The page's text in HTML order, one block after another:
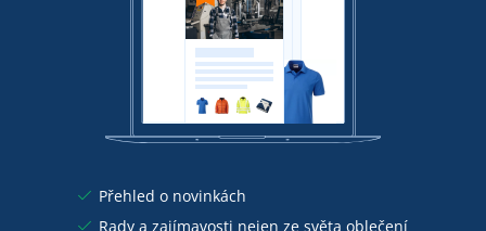
Přehled o novinkách
Rady a zajímavosti nejen ze světa oblečení